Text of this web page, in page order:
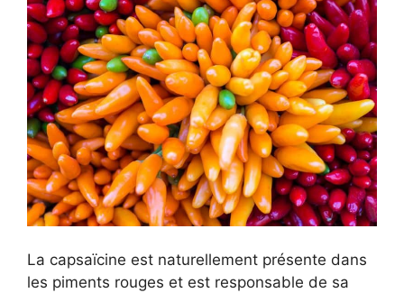
La capsaïcine est naturellement présente dans
les piments rouges et est responsable de sa